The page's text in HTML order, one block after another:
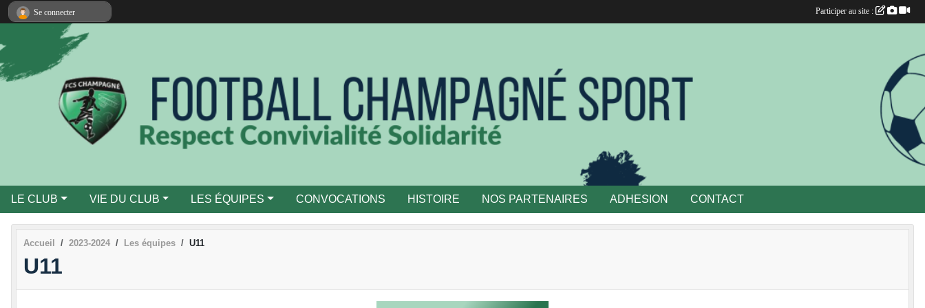
LE CLUB VIE DU CLUB LES ÉQUIPES CONVOCATIONS HISTOIRE NOS PARTENAIRES ADHESION CONTACT
Accueil 2023-2024 Les équipes U11
U11
Se connecter Participer au site :
Panneau de gestion des cookies